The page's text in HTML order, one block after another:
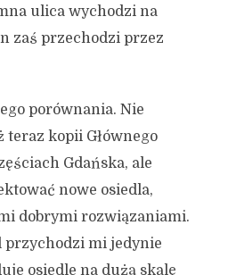
ulica wychodzi na
zaś przechodzi przez
porównania. Nie
kopii Głównego
Gdańska, ale
nowe osiedla,
dobrymi rozwiązaniami.
przychodzi mi jedynie
osiedle na dużą skalę